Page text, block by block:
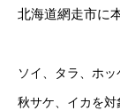
北海道網走市に
ソイ、タラ、ホ
秋サケ、イカを